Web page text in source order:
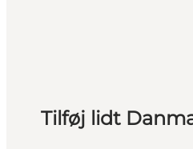
Tilføj lidt